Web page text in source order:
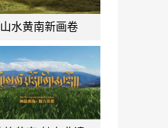
山水黄南新画卷